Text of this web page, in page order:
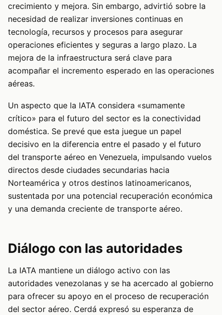
crecimiento y mejora. Sin embargo, advirtió sobre la
necesidad de realizar inversiones continuas en
tecnología, recursos y procesos para asegurar
operaciones eficientes y seguras a largo plazo. La
mejora de la infraestructura será clave para
acompañar el incremento esperado en las operaciones
aéreas.
Un aspecto que la IATA considera «sumamente
crítico» para el futuro del sector es la conectividad
doméstica. Se prevé que esta juegue un papel
decisivo en la diferencia entre el pasado y el futuro
del transporte aéreo en Venezuela, impulsando vuelos
directos desde ciudades secundarias hacia
Norteamérica y otros destinos latinoamericanos,
sustentada por una potencial recuperación económica
y una demanda creciente de transporte aéreo.
Diálogo con las autoridades
La IATA mantiene un diálogo activo con las
autoridades venezolanas y se ha acercado al gobierno
para ofrecer su apoyo en el proceso de recuperación
del sector aéreo. Cerdá expresó su esperanza de